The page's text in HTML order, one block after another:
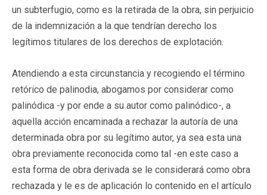
un subterfugio, como es la retirada de la obra, sin perjuicio
de la indemnización a la que tendrían derecho los
legítimos titulares de los derechos de explotación.
Atendiendo a esta circunstancia y recogiendo el término
retórico de palinodia, abogamos por considerar como
palinódica -y por ende a su autor como palinódico-, a
aquella acción encaminada a rechazar la autoría de una
determinada obra por su legítimo autor, ya sea esta una
obra previamente reconocida como tal -en este caso a
esta forma de obra derivada se le considerará como obra
rechazada y le es de aplicación lo contenido en el artículo